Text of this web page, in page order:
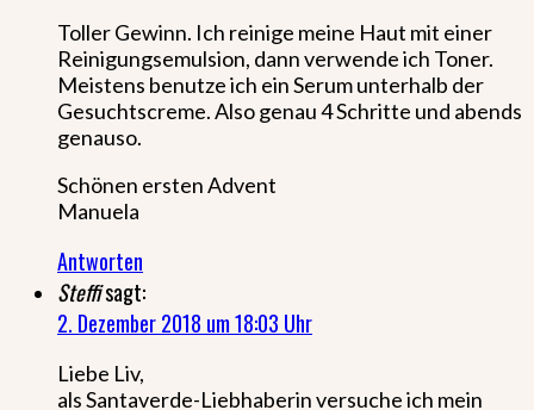
Toller Gewinn. Ich reinige meine Haut mit einer
Reinigungsemulsion, dann verwende ich Toner.
Meistens benutze ich ein Serum unterhalb der
Gesuchtscreme. Also genau 4 Schritte und abends
genauso.
Schönen ersten Advent
Manuela
Antworten
Steffisagt:
2. Dezember 2018 um 18:03 Uhr
Liebe Liv,
als Santaverde-Liebhaberin versuche ich mein